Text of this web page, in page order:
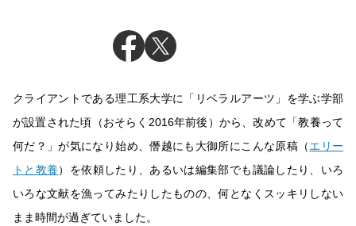
クライアントである理工系大学に「リベラルアーツ」を学ぶ学部
が設置された頃（おそらく2016年前後）から、改めて「教養って
何だ？」が気になり始め、僭越にも大御所にこんな原稿（エリー
トと教養）を依頼したり、あるいは編集部でも議論したり、いろ
いろな文献を漁ってみたりしたものの、何となくスッキリしない
まま時間が過ぎていました。